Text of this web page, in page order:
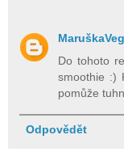
MaruškaVeg
Do tohoto
smoothie :)
pomůže
Odpovědět